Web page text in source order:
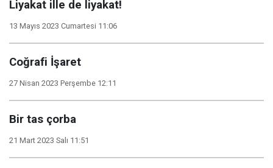
Liyakat ille de liyakat!
13 Mayıs 2023 Cumartesi 11:06
Coğrafi İşaret
27 Nisan 2023 Perşembe 12:11
Bir tas çorba
21 Mart 2023 Salı 11:51